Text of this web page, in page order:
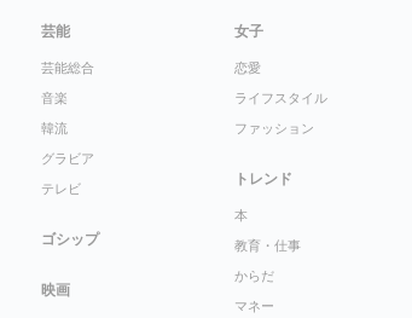
芸能
芸能総合
音楽
韓流
グラビア
テレビ
ゴシップ
映画
女子
恋愛
ライフスタイル
ファッション
トレンド
本
教育・仕事
からだ
マネー